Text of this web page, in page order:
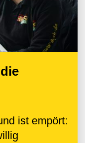
ist empört: